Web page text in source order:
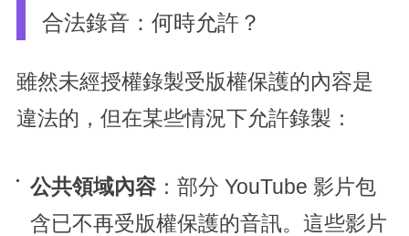
合法錄音：何時允許？
雖然未經授權錄製受版權保護的內容是
違法的，但在某些情況下允許錄製：
公共領域內容：部分 YouTube 影片包
含已不再受版權保護的音訊。這些影片